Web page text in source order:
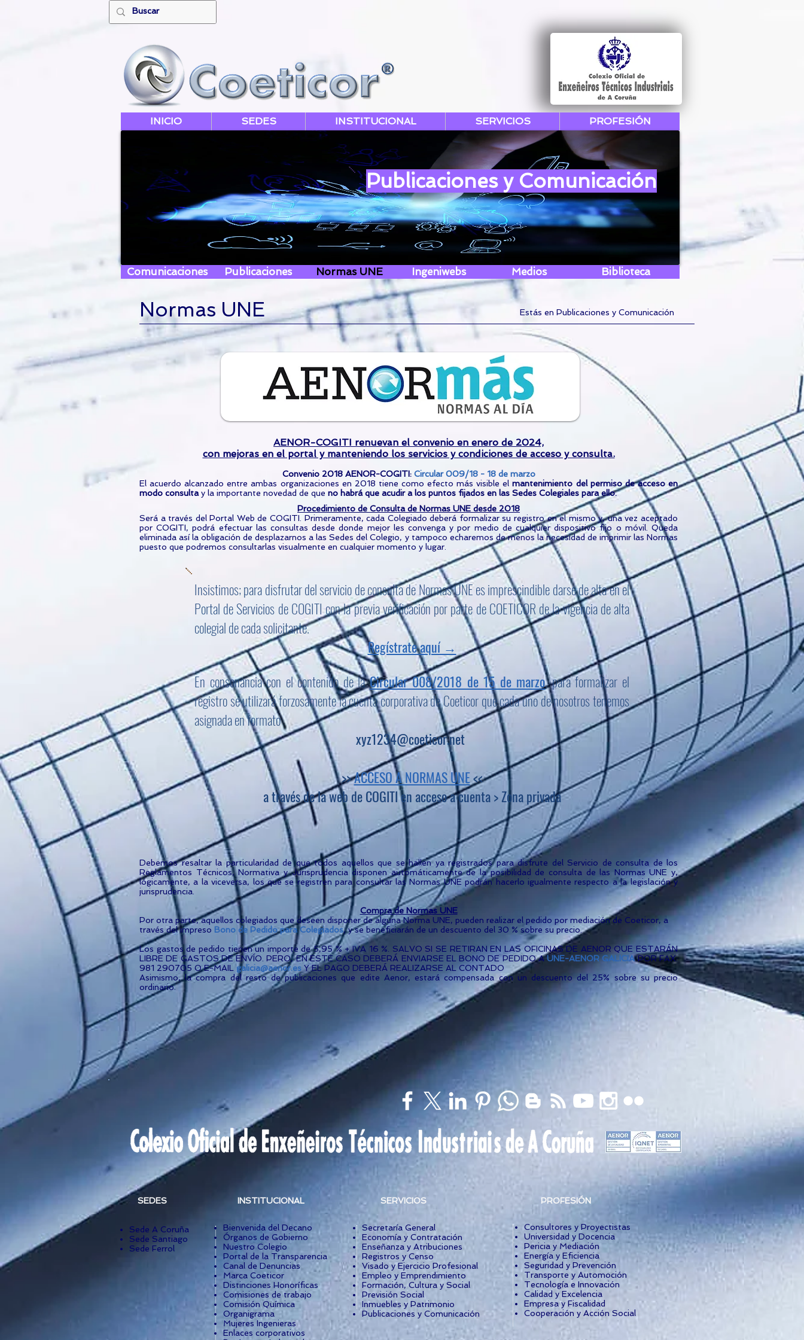
INICIO SEDES INSTITUCIONAL SERVICIOS PROFESIÓN
Publicaciones y Comunicación
Comunicaciones Publicaciones Normas UNE Ingeniwebs Medios Biblioteca
Normas UNE Estás en Publicaciones y Comunicación
AENOR-COGITI renuevan el convenio en enero de 2024,
con mejoras enel portal y manteniendo los servicios y condiciones de acceso y consulta.
Convenio 2018 AENOR-COGITI: Circular009/18 - 18 de marzo
El acuerdo alcanzado entre ambas organizaciones en 2018 tiene como efecto más visible elmantenimiento del permiso de acceso en
modo consultay la importante novedad de que no habrá que acudir a los puntos fijados en las Sedes Colegiales para ello.
Procedimiento de Consulta de Normas UNE desde 2018
Será a través del Portal Web de COGITI. Primeramente, cada Colegiado deberá formalizar su registro en el mismo y, una vez aceptado
por COGITI, podrá efectuar las consultas desde donde mejor les convenga y por medio de cualquier dispositivo fijo o móvil. Queda
eliminada así la obligación de desplazarnos a las Sedes del Colegio, y tampoco echaremos de menos la necesidad de imprimir las Normas
puesto que podremos consultarlas visualmente en cualquier momento y lugar.
Debemos resaltar la particularidad de que todos aquellos que se hallen ya registrados para disfrute del Servicio de consulta de los
Reglamentos Técnicos, Normativa y Jurisprudencia disponen automáticamente de la posibilidad de consulta de las Normas UNE y,
lógicamente, a la viceversa, los que se registren para consultar las Normas UNE podrán hacerlo igualmente respecto a la legislación y
jurisprudencia.
Compra de Normas UNE
Por otra parte, aquellos colegiados que deseen disponer de alguna Norma UNE, pueden realizar el pedido por mediación de Coeticor, a
través del impreso Bono de Pedido para Colegiados, y se beneficiarán de un descuento del 30 % sobre su precio.
Los gastos de pedido tienen un importe de 5,95 % + IVA 16 %. SALVO SI SE RETIRAN EN LAS OFICINAS DE AENOR QUE ESTARÁN
LIBRE DE GASTOS DE ENVÍO. PERO, EN ESTE CASO DEBERÁ ENVIARSE EL BONO DE PEDIDO AUNE-AENOR GALICIAPOR FAX:
981 290705 O E-MAIL galicia@aenor.es Y EL PAGO DEBERÁ REALIZARSE AL CONTADO
Asimismo, la compra del resto de publicaciones que edite Aenor, estará compensada con un descuento del 25% sobre su precio
ordinario.
Insistimos; para disfrutar del servicio de consulta de Normas UNE es imprescindible darse de alta en el
Portal de Servicios de COGITI con la previa verificación por parte de COETICOR de la vigencia de alta
colegial de cada solicitante.
Regístrate aquí →
En consonancia con el contenido de laCircular 008/2018 de 15 de marzo, para formalizar el
registro se utilizará forzosamente la cuenta corporativa de Coeticor que cada uno de nosotros tenemos
asignada en formato
xyz1234@coeticor.net
>>ACCESO A NORMAS UNE<<
a través de la web de COGITI en acceso a cuenta > Zona privada
SEDES INSTITUCIONAL SERVICIOS PROFESIÓN
Sede A Coruña
Sede Santiago
Sede Ferrol
Bienvenida del Decano
Órganos de Gobierno
Nuestro Colegio
Portal de la Transparencia
Canal de Denuncias
Marca Coeticor
Distinciones Honoríficas
Comisiones de trabajo
Comisión Química
Organigrama
Mujeres Ingenieras
Enlaces corporativos
Secretaría General
Economía y Contratación
Enseñanza y Atribuciones
Registros y Censo
Visado y Ejercicio Profesional
Empleo y Emprendimiento
Formación, Cultura y Social
Previsión Social
Inmuebles y Patrimonio
Publicaciones y Comunicación
Consultores y Proyectistas
Universidad y Docencia
Pericia y Mediación
Energía y Eficiencia
Seguridad y Prevención
Transporte y Automoción
Tecnología e Innovación
Calidad y Excelencia
Empresa y Fiscalidad
Cooperación y Acción Social